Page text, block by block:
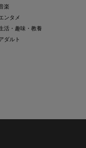
楽
エンタメ
活・趣味・教養
ダルト